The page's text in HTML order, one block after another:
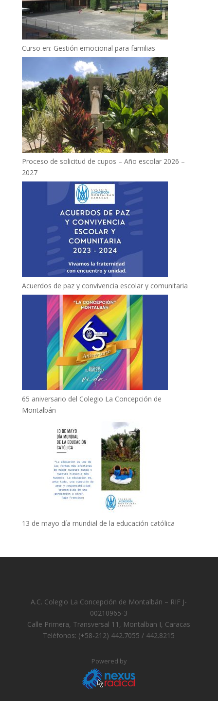
Curso en: Gestión emocional para familias
Proceso de solicitud de cupos – Año escolar 2026 –
2027
Acuerdos de paz y convivencia escolar y comunitaria
65 aniversario del Colegio La Concepción de
Montalbán
13 de mayo día mundial de la educación católica
A.C. Colegio La Concepción de Montalbán – RIF J-
00210965-3
Calle Primera, Transversal 11, Montalban I, Caracas
Teléfonos: (+58-212) 442.7055 / 442.8215
Powered by